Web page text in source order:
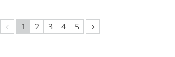
Vorherige Seite
1 2 3 4 5 Nächste Seite